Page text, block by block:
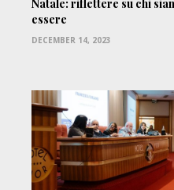
Natale: riflettere su chi
essere
DECEMBER 14, 2023